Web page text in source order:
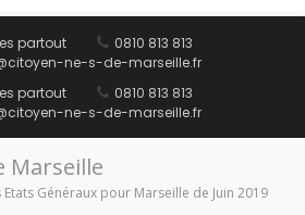
partout
0810 813 813
ne-s-de-marseille.fr
partout
0810 813 813
ne-s-de-marseille.fr
Marseille
Généraux pour Marseille de Juin 2019